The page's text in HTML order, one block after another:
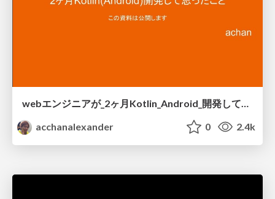
webエンジニアが_2ヶ月Kotlin_Android_開発して思ったこと.pdf
acchanalexander
0 2.4k